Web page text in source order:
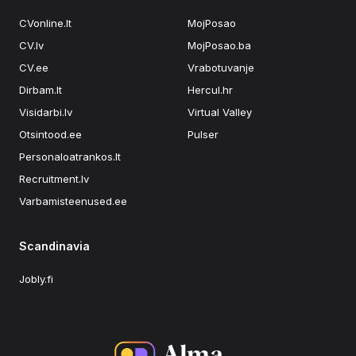
CVonline.lt
CV.lv
CV.ee
Dirbam.lt
Visidarbi.lv
Otsintood.ee
Personaloatrankos.lt
Recruitment.lv
Varbamisteenused.ee
MojPosao
MojPosao.ba
Vrabotuvanje
Hercul.hr
Virtual Valley
Pulser
Scandinavia
Jobly.fi